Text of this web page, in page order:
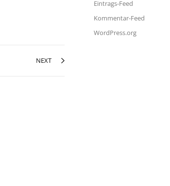
NEXT
Eintrags-Feed
Kommentar-Feed
WordPress.org